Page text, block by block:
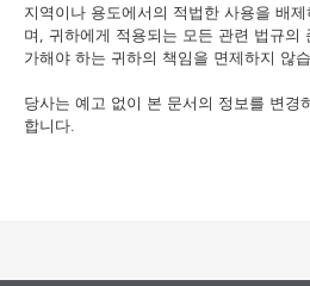
지역이나 용도에서의 적법한 사용을 배
며, 귀하에게 적용되는 모든 관련 법규의
가해야 하는 귀하의 책임을 면제하지 않
당사는 예고 없이 본 문서의 정보를 변경
합니다.